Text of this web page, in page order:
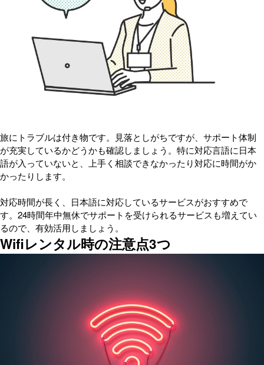
旅にトラブルは付き物です。見落としがちですが、サポート体制
が充実しているかどうかも確認しましょう。特に対応言語に日本
語が入っていないと、上手く相談できなかったり対応に時間がか
かったりします。
対応時間が長く、日本語に対応しているサービスがおすすめで
す。24時間年中無休でサポートを受けられるサービスも増えてい
るので、有効活用しましょう。
Wifiレンタル時の注意点3つ